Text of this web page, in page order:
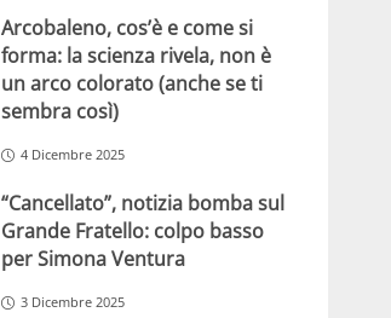
Arcobaleno, cos’è e come si
forma: la scienza rivela, non è
un arco colorato (anche se ti
sembra così)
4 Dicembre 2025
“Cancellato”, notizia bomba sul
Grande Fratello: colpo basso
per Simona Ventura
3 Dicembre 2025